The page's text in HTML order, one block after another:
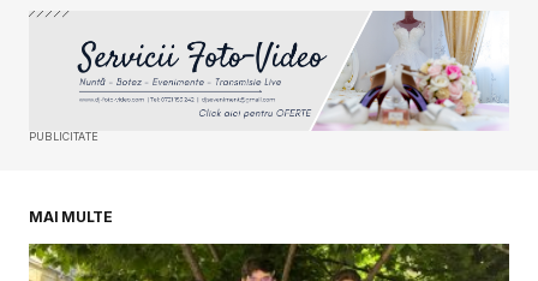
Your E-mail*
SUBMIT COMMENT
PUBLICITATE
MAI MULTE